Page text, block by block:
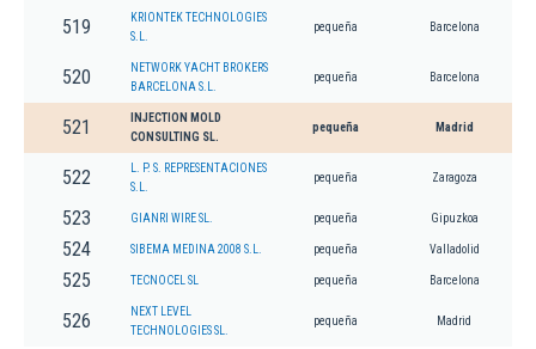
519
KRIONTEK TECHNOLOGIES
S.L.
pequeña Barcelona
520
NETWORK YACHT BROKERS
BARCELONA S.L.
pequeña Barcelona
521
INJECTION MOLD
CONSULTING SL.
pequeña Madrid
522
L. P. S. REPRESENTACIONES
S.L.
pequeña Zaragoza
523 GIANRI WIRE SL. pequeña Gipuzkoa
524 SIBEMA MEDINA 2008 S.L. pequeña Valladolid
525 TECNOCEL SL pequeña Barcelona
526
NEXT LEVEL
TECHNOLOGIES SL.
pequeña Madrid